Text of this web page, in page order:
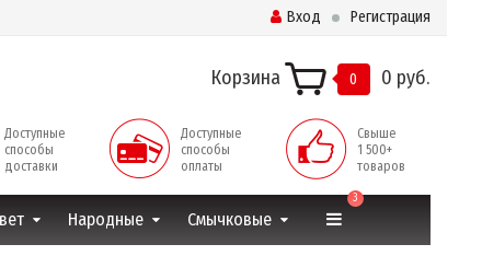
Вход Регистрация
Корзина 0 0 руб.
Доступные
способы
доставки
Доступные
способы
оплаты
Свыше
1 500+
товаров
Народные Смычковые
3